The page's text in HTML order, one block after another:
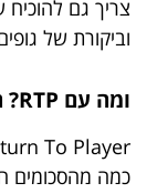
צריך גם
וביקורת של
ומה עם RTP? המספר שכולם אוהבים לצטט
כמה מהסכומים